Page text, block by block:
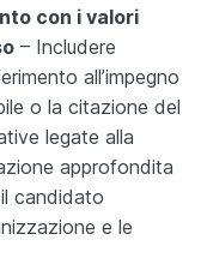
con i valori
– Includere
all’impegno
o la citazione del
legate alla
approfondita
candidato
e le